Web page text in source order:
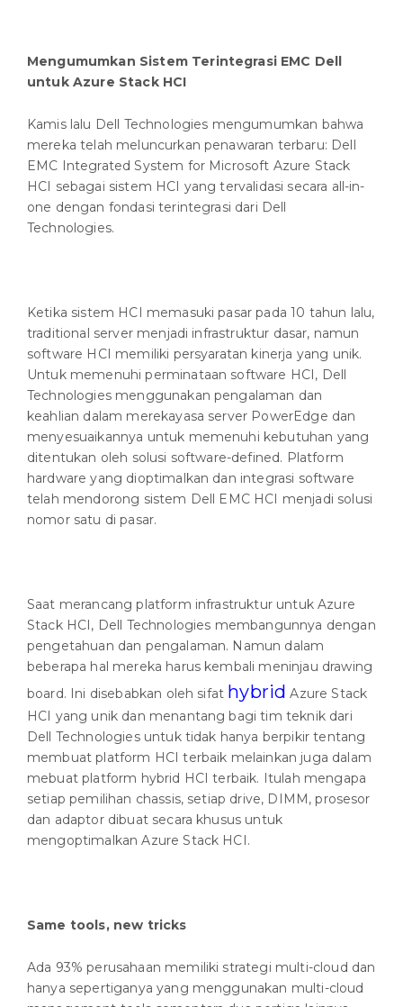
Mengumumkan Sistem Terintegrasi EMC Dell
untuk Azure Stack HCI
Kamis lalu Dell Technologies mengumumkan bahwa
mereka telah meluncurkan penawaran terbaru: Dell
EMC Integrated System for Microsoft Azure Stack
HCI sebagai sistem HCI yang tervalidasi secara all-in-
one dengan fondasi terintegrasi dari Dell
Technologies.
Ketika sistem HCI memasuki pasar pada 10 tahun lalu,
traditional server menjadi infrastruktur dasar, namun
software HCI memiliki persyaratan kinerja yang unik.
Untuk memenuhi perminataan software HCI, Dell
Technologies menggunakan pengalaman dan
keahlian dalam merekayasa server PowerEdge dan
menyesuaikannya untuk memenuhi kebutuhan yang
ditentukan oleh solusi software-defined. Platform
hardware yang dioptimalkan dan integrasi software
telah mendorong sistem Dell EMC HCI menjadi solusi
nomor satu di pasar.
Saat merancang platform infrastruktur untuk Azure
Stack HCI, Dell Technologies membangunnya dengan
pengetahuan dan pengalaman. Namun dalam
beberapa hal mereka harus kembali meninjau drawing
board. Ini disebabkan oleh sifat hybrid Azure Stack
HCI yang unik dan menantang bagi tim teknik dari
Dell Technologies untuk tidak hanya berpikir tentang
membuat platform HCI terbaik melainkan juga dalam
mebuat platform hybrid HCI terbaik. Itulah mengapa
setiap pemilihan chassis, setiap drive, DIMM, prosesor
dan adaptor dibuat secara khusus untuk
mengoptimalkan Azure Stack HCI.
Same tools, new tricks
Ada 93% perusahaan memiliki strategi multi-cloud dan
hanya sepertiganya yang menggunakan multi-cloud